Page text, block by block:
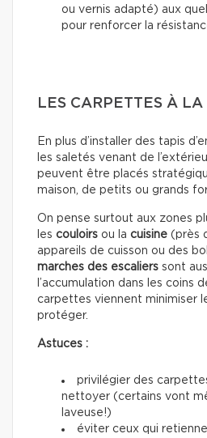
ou vernis adapté) aux
pour renforcer la
LES CARPETTES À LA
En plus d’installer des tapis
les saletés venant de
peuvent être placés
maison, de petits ou grands
On pense surtout aux zones
les couloirs ou la cuisine (près
appareils de cuisson ou des
marches des escaliers sont
l’accumulation dans les coins
carpettes viennent minimiser
protéger.
Astuces :
privilégier des
nettoyer (certains vont
laveuse!)
éviter ceux qui